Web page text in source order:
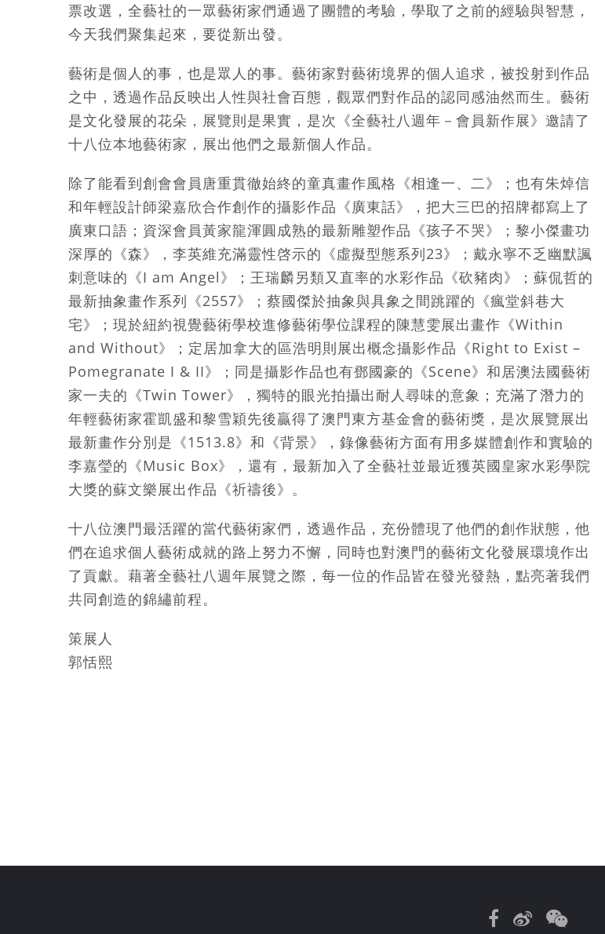
票改選，全藝社的一眾藝術家們通過了團體的考驗，學取了之前的經驗與智慧，
今天我們聚集起來，要從新出發。
藝術是個人的事，也是眾人的事。藝術家對藝術境界的個人追求，被投射到作品
之中，透過作品反映出人性與社會百態，觀眾們對作品的認同感油然而生。藝術
是文化發展的花朵，展覽則是果實，是次《全藝社八週年－會員新作展》邀請了
十八位本地藝術家，展出他們之最新個人作品。
除了能看到創會會員唐重貫徹始終的童真畫作風格《相逢一、二》；也有朱焯信
和年輕設計師梁嘉欣合作創作的攝影作品《廣東話》，把大三巴的招牌都寫上了
廣東口語；資深會員黃家龍渾圓成熟的最新雕塑作品《孩子不哭》；黎小傑畫功
深厚的《森》，李英維充滿靈性啓示的《虛擬型態系列23》；戴永寧不乏幽默諷
刺意味的《I am Angel》；王瑞麟另類又直率的水彩作品《砍豬肉》；蘇侃哲的
最新抽象畫作系列《2557》；蔡國傑於抽象與具象之間跳躍的《瘋堂斜巷大
宅》；現於紐約視覺藝術學校進修藝術學位課程的陳慧雯展出畫作《Within
and Without》；定居加拿大的區浩明則展出概念攝影作品《Right to Exist –
Pomegranate I & II》；同是攝影作品也有鄧國豪的《Scene》和居澳法國藝術
家一夫的《Twin Tower》，獨特的眼光拍攝出耐人尋味的意象；充滿了潛力的
年輕藝術家霍凱盛和黎雪穎先後贏得了澳門東方基金會的藝術獎，是次展覽展出
最新畫作分別是《1513.8》和《背景》，錄像藝術方面有用多媒體創作和實驗的
李嘉瑩的《Music Box》，還有，最新加入了全藝社並最近獲英國皇家水彩學院
大獎的蘇文樂展出作品《祈禱後》。
十八位澳門最活躍的當代藝術家們，透過作品，充份體現了他們的創作狀態，他
們在追求個人藝術成就的路上努力不懈，同時也對澳門的藝術文化發展環境作出
了貢獻。藉著全藝社八週年展覽之際，每一位的作品皆在發光發熱，點亮著我們
共同創造的錦繡前程。
策展人
郭恬熙
Facebook
Weibo